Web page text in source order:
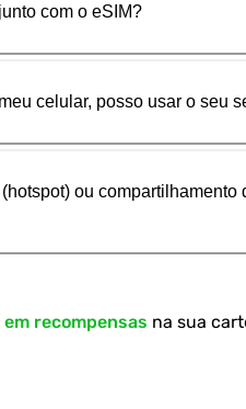
com o eSIM?
celular, posso usar o seu
ou compartilhamento
recompensas na sua